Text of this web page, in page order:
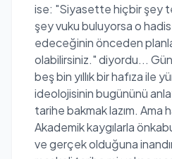
ise: "Siyasette hiçbir şey
şey vuku buluyorsa o
edeceğinin önceden
olabilirsiniz." diyordu...
beş bin yıllık bir hafıza ile
ideolojisinin bugününü
tarihe bakmak lazım. Ama
Akademik kaygılarla
ve gerçek olduğuna